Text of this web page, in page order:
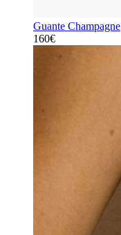
Guante Champagne
160€